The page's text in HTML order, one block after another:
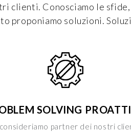
clienti. Conosciamo le
proponiamo soluzioni.
SOLVING
partner dei nostri